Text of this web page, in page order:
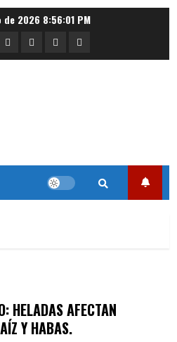
de 2026 8:56:01 PM
Internacional
DeportesRegional
Local
AFECTAN
Y HABAS.